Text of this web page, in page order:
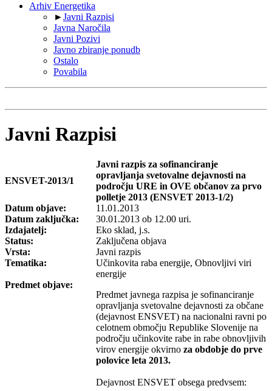
Arhiv Energetika
►Javni Razpisi
Javna Naročila
Javni Pozivi
Javno zbiranje ponudb
Ostalo
Povabila
Javni Razpisi
ENSVET-2013/1
Javni razpis za sofinanciranje
opravljanja svetovalne dejavnosti na
področju URE in OVE občanov za prvo
polletje 2013 (ENSVET 2013-1/2)
Datum objave:
11.01.2013
Datum zaključka:
30.01.2013 ob 12.00 uri.
Izdajatelj:
Eko sklad, j.s.
Status:
Zaključena objava
Vrsta:
Javni razpis
Tematika:
Učinkovita raba energije, Obnovljivi viri
energije
Predmet objave:
Predmet javnega razpisa je sofinanciranje
opravljanja svetovalne dejavnosti za občane
(dejavnost ENSVET) na nacionalni ravni po
celotnem območju Republike Slovenije na
področju učinkovite rabe in rabe obnovljivih
virov energije okvirno za obdobje do prve
polovice leta 2013.
Dejavnost ENSVET obsega predvsem: